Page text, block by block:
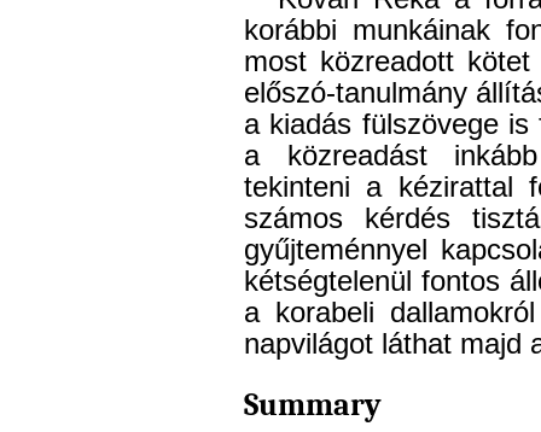
korábbi munkáinak
most közreadott
előszó-tanulmány
a kiadás fülszövege
a közreadást
tekinteni a kézirattal
számos kérdés
gyűjteménnyel
kétségtelenül fontos
a korabeli
napvilágot láthat majd
Summary